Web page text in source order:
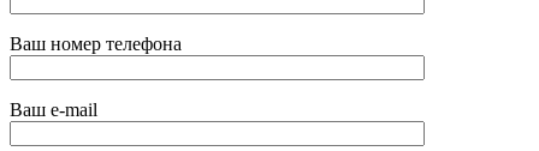
Ваш номер телефона
Ваш e-mail